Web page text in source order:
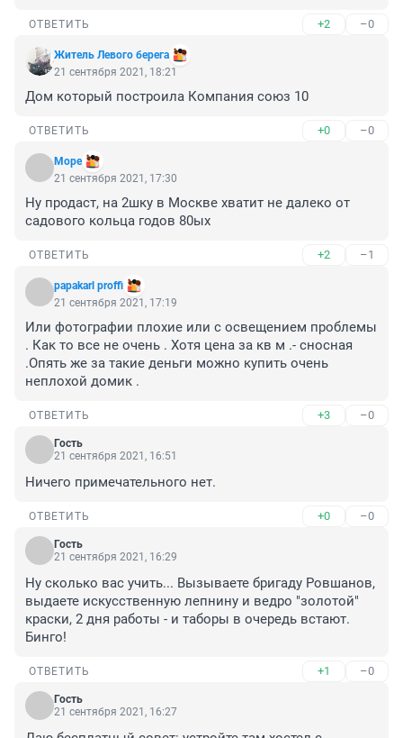
ОТВЕТИТЬ +2 –0
Житель Левого берега
21 сентября 2021, 18:21
Дом который построила Компания союз 10
ОТВЕТИТЬ +0 –0
Море
21 сентября 2021, 17:30
Ну продаст, на 2шку в Москве хватит не далеко от
садового кольца годов 80ых
ОТВЕТИТЬ +2 –1
papakarl proffi
21 сентября 2021, 17:19
Или фотографии плохие или с освещением проблемы
. Как то все не очень . Хотя цена за кв м .- сносная
.Опять же за такие деньги можно купить очень
неплохой домик .
ОТВЕТИТЬ +3 –0
Гость
21 сентября 2021, 16:51
Ничего примечательного нет.
ОТВЕТИТЬ +0 –0
Гость
21 сентября 2021, 16:29
Ну сколько вас учить... Вызываете бригаду Ровшанов,
выдаете искусственную лепнину и ведро "золотой"
краски, 2 дня работы - и таборы в очередь встают.
Бинго!
ОТВЕТИТЬ +1 –0
Гость
21 сентября 2021, 16:27